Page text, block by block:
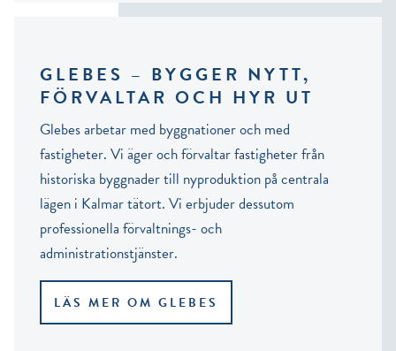
GLEBES – BYGGER NYTT,
FÖRVALTAR OCH HYR UT
Glebes arbetar med byggnationer och med
fastigheter. Vi äger och förvaltar fastigheter från
historiska byggnader till nyproduktion på centrala
lägen i Kalmar tätort. Vi erbjuder dessutom
professionella förvaltnings- och
administrationstjänster.
LÄS MER OM GLEBES